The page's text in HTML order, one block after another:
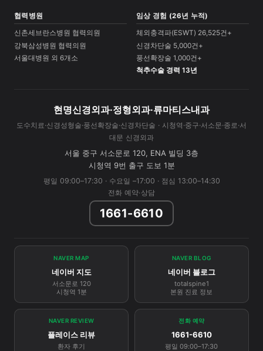
협력병원
신촌세브란스병원 협력의원
강북삼성병원 협력의원
서울대병원 외 6개소
임상 경험 (26년 누적)
체외충격파(ESWT) 26,525건+
신경차단술 5,000건+
풍선확장술 1,000건+
척추수술 경력 13년
현명신경외과·정형외과·류마티스내과
도수치료·신경성형술·풍선확장술·신경차단술 · 시청역·중구·서소문·종로·서
대문 신경외과
서울 중구 서소문로 120, ENA 빌딩 3층
시청역 9번 출구 도보 1분
평일 09:00–17:30 · 수요일 –17:00 · 점심 13:00–14:30
전화 예약·상담
1661-6610
NAVER MAP
네이버 지도
서소문로 120
시청역 1분
NAVER BLOG
네이버 블로그
totalspine1
본원 진료 정보
NAVER REVIEW
플레이스 리뷰
환자 후기
전화 예약
1661-6610
평일 09:00–17:30